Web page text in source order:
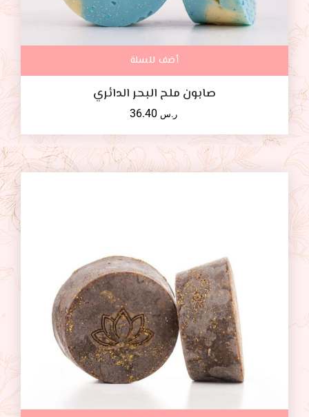
أضف للسلة
صابون ملح البحر الدائري
ر.س